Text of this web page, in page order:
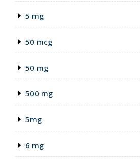
5 mg
50 mcg
50 mg
500 mg
5mg
6 mg